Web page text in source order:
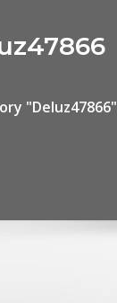
"Deluz47866"